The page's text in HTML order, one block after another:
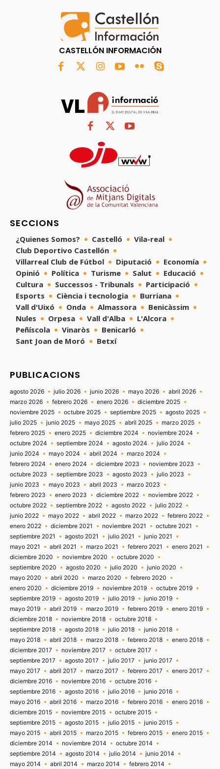
CASTELLÓN INFORMACIÓN
SECCIONS
¿Quienes Somos? Castelló
Vila-real
Club Deportivo Castellón
Villarreal Club de Fútbol
Diputació
Economía
Opinió
Política Turisme Salut
Educació
Cultura
Successos - Tribunals
Participació
Esports
Ciència i tecnologia
Burriana
Vall d'Uixó
Onda Almassora
Benicàssim
Nules
Orpesa Vall d'Alba
L'Alcora
Peñíscola
Vinaròs
Benicarló
Sant Joan de Moró
Betxí
PUBLICACIONS
agosto 2026 julio 2026 junio 2026 mayo 2026
abril 2026
marzo 2026
febrero 2026 enero 2026
diciembre 2025
noviembre 2025
octubre 2025 septiembre 2025
agosto 2025
julio 2025
junio 2025 mayo 2025 abril 2025
marzo 2025
febrero 2025
enero 2025 diciembre 2024
noviembre 2024
octubre 2024
septiembre 2024 agosto 2024
julio 2024
junio 2024
mayo 2024 abril 2024
marzo 2024
febrero 2024
enero 2024 diciembre 2023
noviembre 2023
octubre 2023
septiembre 2023 agosto 2023
julio 2023
junio 2023
mayo 2023 abril 2023
marzo 2023
febrero 2023
enero 2023 diciembre 2022
noviembre 2022
octubre 2022
septiembre 2022 agosto 2022
julio 2022
junio 2022
mayo 2022 abril 2022 marzo 2022
febrero 2022
enero 2022
diciembre 2021 noviembre 2021
octubre 2021
septiembre 2021
agosto 2021 julio 2021
junio 2021
mayo 2021
abril 2021 marzo 2021 febrero 2021
enero 2021
diciembre 2020
noviembre 2020
octubre 2020
septiembre 2020
agosto 2020 julio 2020
junio 2020
mayo 2020
abril 2020 marzo 2020
febrero 2020
enero 2020
diciembre 2019 noviembre 2019
octubre 2019
septiembre 2019
agosto 2019 julio 2019
junio 2019
mayo 2019
abril 2019 marzo 2019 febrero 2019
enero 2019
diciembre 2018
noviembre 2018
octubre 2018
septiembre 2018
agosto 2018 julio 2018
junio 2018
mayo 2018
abril 2018 marzo 2018 febrero 2018
enero 2018
diciembre 2017
noviembre 2017
octubre 2017
septiembre 2017
agosto 2017 julio 2017
junio 2017
mayo 2017
abril 2017 marzo 2017 febrero 2017
enero 2017
diciembre 2016
noviembre 2016
octubre 2016
septiembre 2016
agosto 2016 julio 2016
junio 2016
mayo 2016
abril 2016 marzo 2016 febrero 2016
enero 2016
diciembre 2015
noviembre 2015
octubre 2015
septiembre 2015
agosto 2015 julio 2015
junio 2015
mayo 2015
abril 2015 marzo 2015 febrero 2015
enero 2015
diciembre 2014
noviembre 2014
octubre 2014
septiembre 2014
agosto 2014 julio 2014
junio 2014
mayo 2014
abril 2014 marzo 2014 febrero 2014